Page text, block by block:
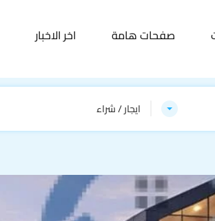
صفحات هامة اخر الاخبار
ايجار / شراء